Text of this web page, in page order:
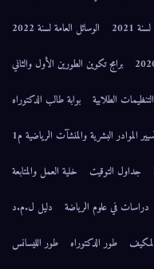
2021
الوسائل العامة لسنة 2022
برامج تكوين الطورين الأول والثاني
الطلابية
بوابة طالب الدكتوراه
الموادر البشرية والمنشآت الرياضية م1
جداول التوقيت
خلية العمل والمتابعة
دراسات في علوم الرياضة
دليل ل.م.د
طور الدكتوراه
طور الليسانس